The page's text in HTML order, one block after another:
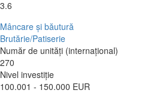
3.6
Mâncare și băutură
Brutărie/Patiserie
Număr de unități (internațional)
270
Nivel investiție
100.001 - 150.000 EUR